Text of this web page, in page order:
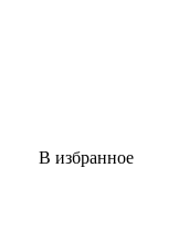
В избранное